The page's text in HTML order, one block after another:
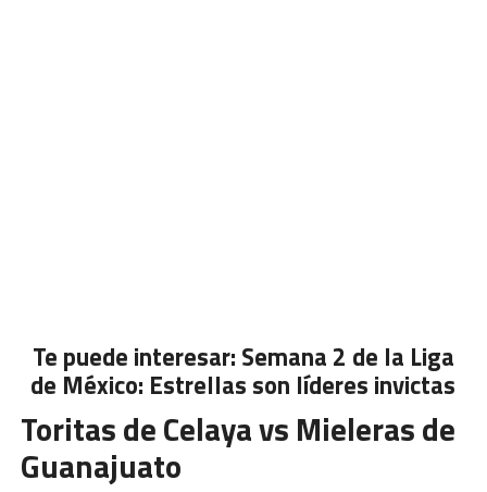
Te puede interesar: Semana 2 de la Liga
de México: Estrellas son líderes invictas
Toritas de Celaya vs Mieleras de
Guanajuato